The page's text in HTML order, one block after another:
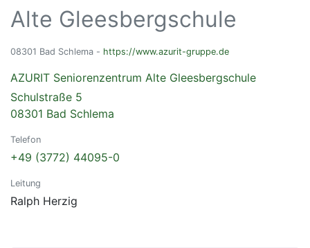
Alte Gleesbergschule
08301 Bad Schlema - https://www.azurit-gruppe.de
AZURIT Seniorenzentrum Alte Gleesbergschule
Schulstraße 5
08301 Bad Schlema
Telefon
+49 (3772) 44095-0
Leitung
Ralph Herzig